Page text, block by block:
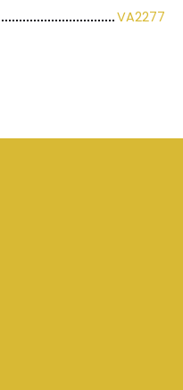
VA2277